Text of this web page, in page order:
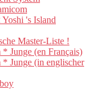
's Island
Master-Liste !
* Junge (en Français)
* Junge (in englischer